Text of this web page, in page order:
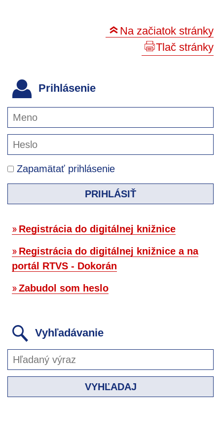
Na začiatok stránky
Tlač stránky
Prihlásenie
Zapamätať prihlásenie
PRIHLÁSIŤ
Registrácia do digitálnej knižnice
Registrácia do digitálnej knižnice a na
portál RTVS - Dokorán
Zabudol som heslo
Vyhľadávanie
VYHĽADAJ